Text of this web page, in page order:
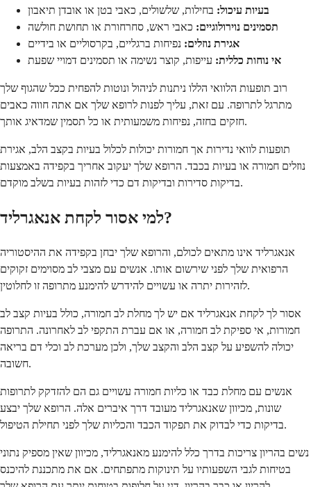
בעיות עיכול: בחילות, שלשולים, כאבי בטן או אובדן תיאבון
תסמינים נוירולוגיים: כאבי ראש, סחרחורת או תחושת חולשה
אגירת נוזלים: נפיחות ברגליים, בקרסוליים או בידיים
אי נוחות כללית: עייפות, קוצר נשימה או תסמינים דמויי שפעת
רוב תופעות הלוואי הללו ניתנות לניהול ונוטות להפחית ככל שהגוף שלך
מתרגל לתרופה. עם זאת, עליך לפנות לרופא שלך אם אתה חווה כאבים
חזקים בחזה, נפיחות משמעותית או כל תסמין שמדאיג אותך.
תופעות לוואי נדירות אך חמורות יכולות לכלול בעיות בקצב הלב, אגירת
נוזלים חמורה או בעיות בכבד. הרופא שלך יעקוב אחריך בקפידה באמצעות
בדיקות סדירות ובדיקות דם כדי לזהות בעיות בשלב מוקדם.
למי אסור לקחת אנאגרליד?
אנאגרליד אינו מתאים לכולם, והרופא שלך יבחן בקפידה את ההיסטוריה
הרפואית שלך לפני שירשום אותו. אנשים עם מצבי לב מסוימים זקוקים
לזהירות יתרה או עשויים להידרש להימנע מתרופה זו לחלוטין.
אסור לך לקחת אנאגרליד אם יש לך מחלת לב חמורה, כולל בעיות קצב לב
חמורות, אי ספיקת לב חמורה, או אם עברת התקפי לב לאחרונה. התרופה
יכולה להשפיע על קצב הלב והקצב שלך, ולכן מערכת לב וכלי דם בריאה
חשובה.
אנשים עם מחלת כבד או כליות חמורה עשויים גם הם להזדקק לתרופות
שונות, מכיוון שאנאגרליד מעובד דרך איברים אלה. הרופא שלך יבצע
בדיקות כדי לבדוק את תפקוד הכבד והכליות שלך לפני תחילת הטיפול.
נשים בהריון צריכות בדרך כלל להימנע מאנאגרליד, מכיוון שאין מספיק נתוני
בטיחות לגבי השפעותיו על תינוקות מתפתחים. אם את מתכננת להיכנס